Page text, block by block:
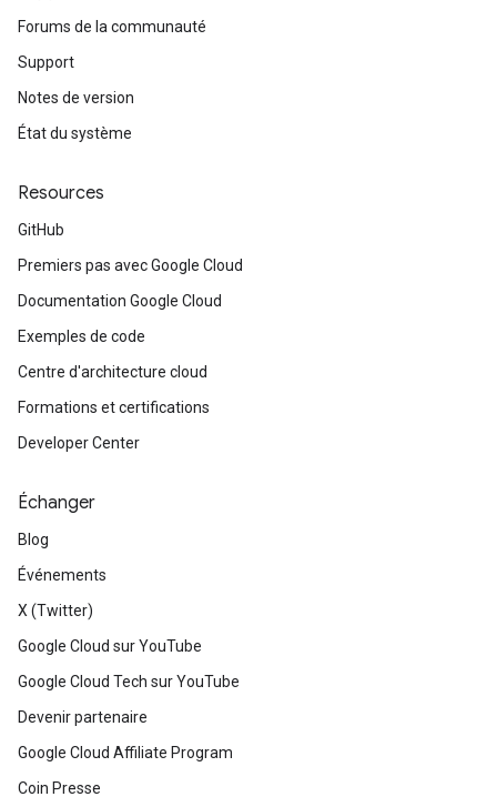
Forums de la communauté
Support
Notes de version
État du système
Resources
GitHub
Premiers pas avec Google Cloud
Documentation Google Cloud
Exemples de code
Centre d'architecture cloud
Formations et certifications
Developer Center
Échanger
Blog
Événements
X (Twitter)
Google Cloud sur YouTube
Google Cloud Tech sur YouTube
Devenir partenaire
Google Cloud Affiliate Program
Coin Presse